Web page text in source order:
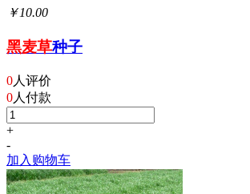
￥10.00
黑麦草种子
0人评价
0人付款
+
-
加入购物车